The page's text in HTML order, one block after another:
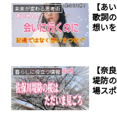
未来が変わる思考術
【あ
歌詞
想い
暮らしに役立つ情報
【奈
堤防
場スポ